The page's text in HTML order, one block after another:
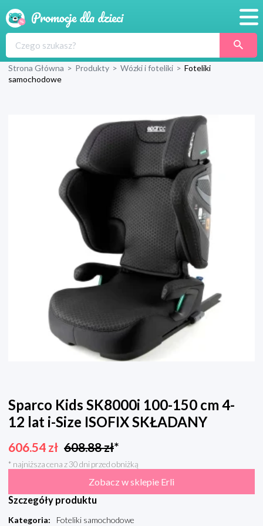
Produkty
Blog
Wyprawka
Strona Główna > Produkty > Wózki i foteliki > Foteliki
samochodowe
Sparco Kids SK8000i 100-150 cm 4-
12 lat i-Size ISOFIX SKŁADANY
606.54 zł 608.88zł*
* najniższa cena z 30 dni przed obniżką
Zobacz w sklepie Erli
Szczegóły produktu
Kategoria:
Foteliki samochodowe